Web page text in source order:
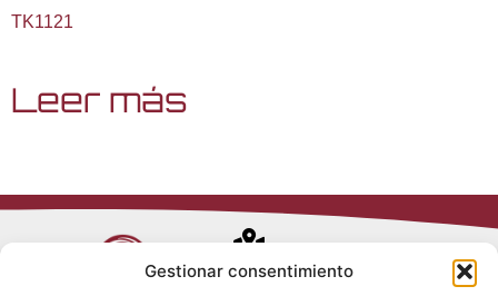
Gestionar consentimiento
TK1121
Leer más
Avenida de